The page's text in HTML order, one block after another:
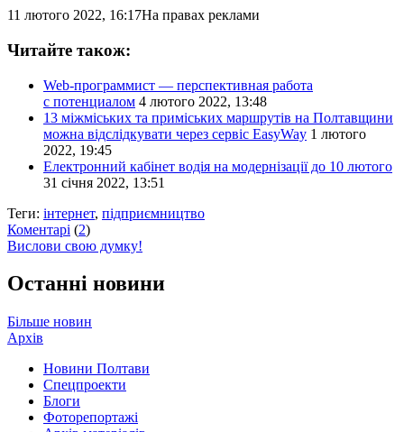
11 лютого 2022, 16:17На правах реклами
Читайте також:
Web-программист — перспективная работа
с потенциалом 4 лютого 2022, 13:48
13 міжміських та приміських маршрутів на Полтавщини
можна відслідкувати через сервіс EasyWay 1 лютого
2022, 19:45
Електронний кабінет водія на модернізації до 10 лютого
31 січня 2022, 13:51
Теги: інтернет, підприємництво
Коментарі (2)
Вислови свою думку!
Останні новини
Більше новин
Архів
Новини Полтави
Спецпроекти
Блоги
Фоторепортажі